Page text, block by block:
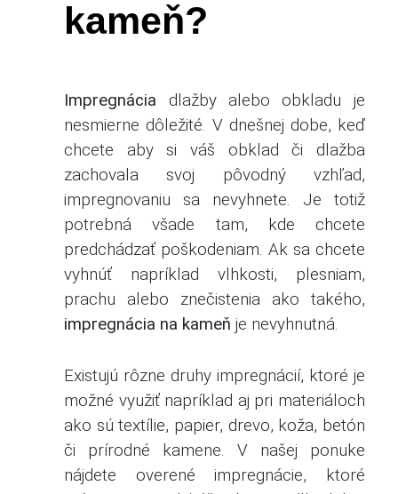
kameň?
Impregnácia dlažby alebo obkladu je
nesmierne dôležité. V dnešnej dobe, keď
chcete aby si váš obklad či dlažba
zachovala svoj pôvodný vzhľad,
impregnovaniu sa nevyhnete. Je totiž
potrebná všade tam, kde chcete
predchádzať poškodeniam. Ak sa chcete
vyhnúť napríklad vlhkosti, plesniam,
prachu alebo znečistenia ako takého,
impregnácia na kameň je nevyhnutná.
Existujú rôzne druhy impregnácií, ktoré je
možné využiť napríklad aj pri materiáloch
ako sú textílie, papier, drevo, koža, betón
či prírodné kamene. V našej ponuke
nájdete overené impregnácie, ktoré